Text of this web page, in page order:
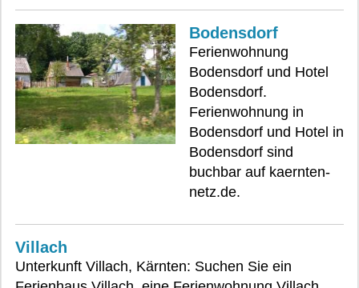
Bodensdorf
Ferienwohnung
Bodensdorf und Hotel
Bodensdorf.
Ferienwohnung in
Bodensdorf und Hotel in
Bodensdorf sind
buchbar auf kaernten-
netz.de.
Villach
Unterkunft Villach, Kärnten: Suchen Sie ein